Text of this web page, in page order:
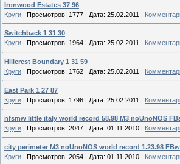
Ironwood Estates 37 96
Круги | Просмотров: 1777 | Дата: 25.02.2011 |
Switchback 1 31 30
Круги
Просмотров: 1964 Дата: 25.02.2011
Hillcrest Boundary 1 31 59
Круги | Просмотров: 1762 | Дата: 25.02.2011 |
East Park 1 27 87
Круги | Просмотров: 1796 | Дата: 25.02.2011 |
nfsmw little italy world record 58.98 M3 noUnoNOS
Круги | Просмотров: 2047 | Дата: 01.11.2010 |
city perimeter M3 noUnoNOS world record 1.23.98
Круги | Просмотров: 2054 | Дата: 01.11.2010 |